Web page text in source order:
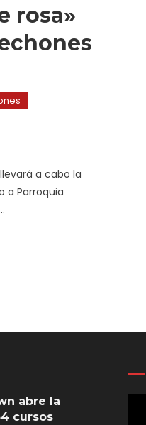
rosa»
a cabo la
a Parroquia
abre la
cursos